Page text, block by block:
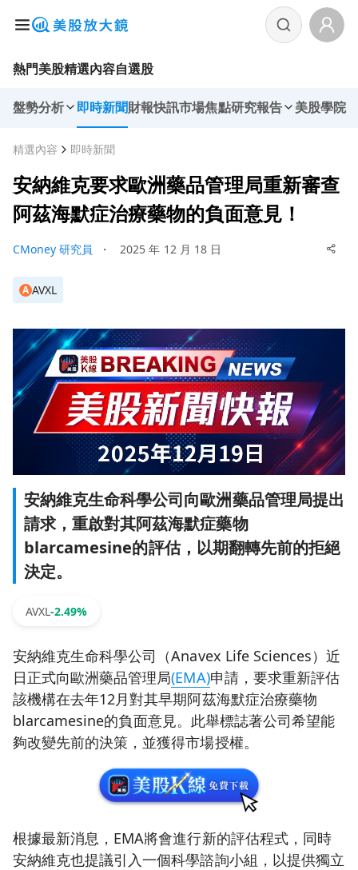
熱門美股精選內容自選股
盤勢分析 即時新聞財報快訊市場焦點研究報告 美股學院
精選內容 即時新聞
安納維克要求歐洲藥品管理局重新審查
阿茲海默症治療藥物的負面意見！
CMoney 研究員 ・ 2025 年 12 月 18 日
A AVXL
安納維克生命科學公司向歐洲藥品管理局提出
請求，重啟對其阿茲海默症藥物
blarcamesine的評估，以期翻轉先前的拒絕
決定。
AVXL-2.49%
安納維克生命科學公司（Anavex Life Sciences）近
日正式向歐洲藥品管理局(EMA)申請，要求重新評估
該機構在去年12月對其早期阿茲海默症治療藥物
blarcamesine的負面意見。此舉標誌著公司希望能
夠改變先前的決策，並獲得市場授權。
根據最新消息，EMA將會進行新的評估程式，同時
安納維克也提議引入一個科學諮詢小組，以提供獨立